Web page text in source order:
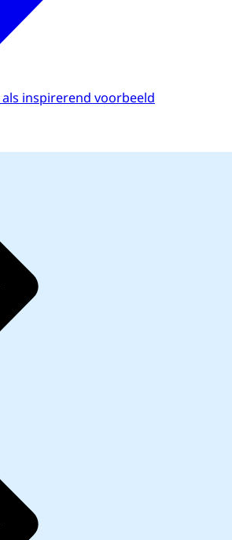
inspirerend voorbeeld